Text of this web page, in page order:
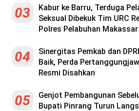
03
Kabur ke Barru, Terduga
Seksual Dibekuk Tim URC
Polres Pelabuhan Makassar
04
Sinergitas Pemkab dan
Baik, Perda
Resmi Disahkan
05
Genjot Pembangunan
Bupati Pinrang Turun